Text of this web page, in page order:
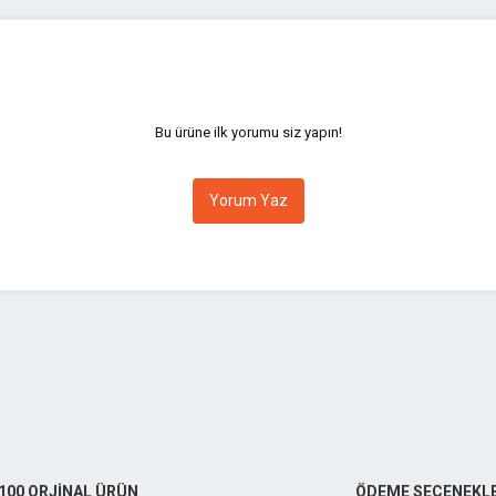
Bu ürüne ilk yorumu siz yapın!
Yorum Yaz
ORJİNAL ÜRÜN ÖDEME